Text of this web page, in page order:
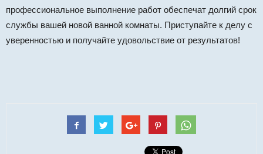
профессиональное выполнение работ обеспечат долгий срок
службы вашей новой ванной комнаты. Приступайте к делу с
уверенностью и получайте удовольствие от результатов!